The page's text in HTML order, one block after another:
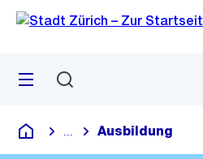
Navigation
Sprunglink
Menü
Deutsch
Blende alle Breadcrumbs ein
Ausbildung